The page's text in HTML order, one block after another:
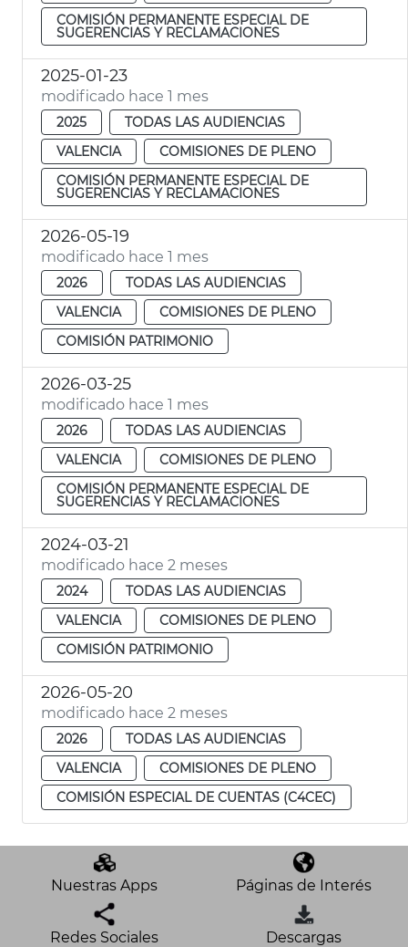
COMISIÓN PERMANENTE ESPECIAL DE
SUGERENCIAS Y RECLAMACIONES
2025-01-23
modificado hace 1 mes
2025
TODAS LAS AUDIENCIAS
VALENCIA
COMISIONES DE PLENO
COMISIÓN PERMANENTE ESPECIAL DE
SUGERENCIAS Y RECLAMACIONES
2026-05-19
modificado hace 1 mes
2026
TODAS LAS AUDIENCIAS
VALENCIA
COMISIONES DE PLENO
COMISIÓN PATRIMONIO
2026-03-25
modificado hace 1 mes
2026
TODAS LAS AUDIENCIAS
VALENCIA
COMISIONES DE PLENO
COMISIÓN PERMANENTE ESPECIAL DE
SUGERENCIAS Y RECLAMACIONES
2024-03-21
modificado hace 2 meses
2024
TODAS LAS AUDIENCIAS
VALENCIA
COMISIONES DE PLENO
COMISIÓN PATRIMONIO
2026-05-20
modificado hace 2 meses
2026
TODAS LAS AUDIENCIAS
VALENCIA
COMISIONES DE PLENO
COMISIÓN ESPECIAL DE CUENTAS (C4CEC)
Nuestras Apps Páginas de Interés
Redes Sociales Descargas